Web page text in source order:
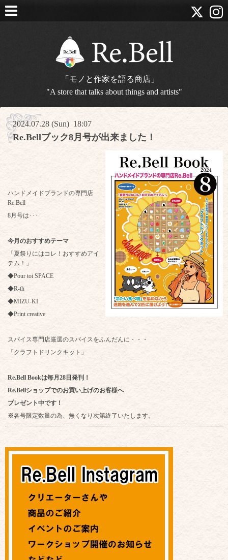
「モノと作家を語る商店」
"A store that talks about things and artists"
2024.07.28 (Sun) 18:07
Re.Bellブック8月号が出来ました！
ハンドメイドブランドの専門店
Re.Bell
8月号は･･･
今月のおすすめテーマ
「夏祭りにはコレ！おすすめアイ
テム！」
◆Pour toi SPACE
◆R-th
◆MIZU-KI
◆Print creative
スパイス専門店厳選のスパイスをふんだんに・・・
「クラフトドリンクキット」
Re.Bell Bookは毎月28日発刊！
Re.Bellショップでのお買い上げのお客様へ
プレゼント中です！
※各号限定数量の為、無くなり次第終了いたします。